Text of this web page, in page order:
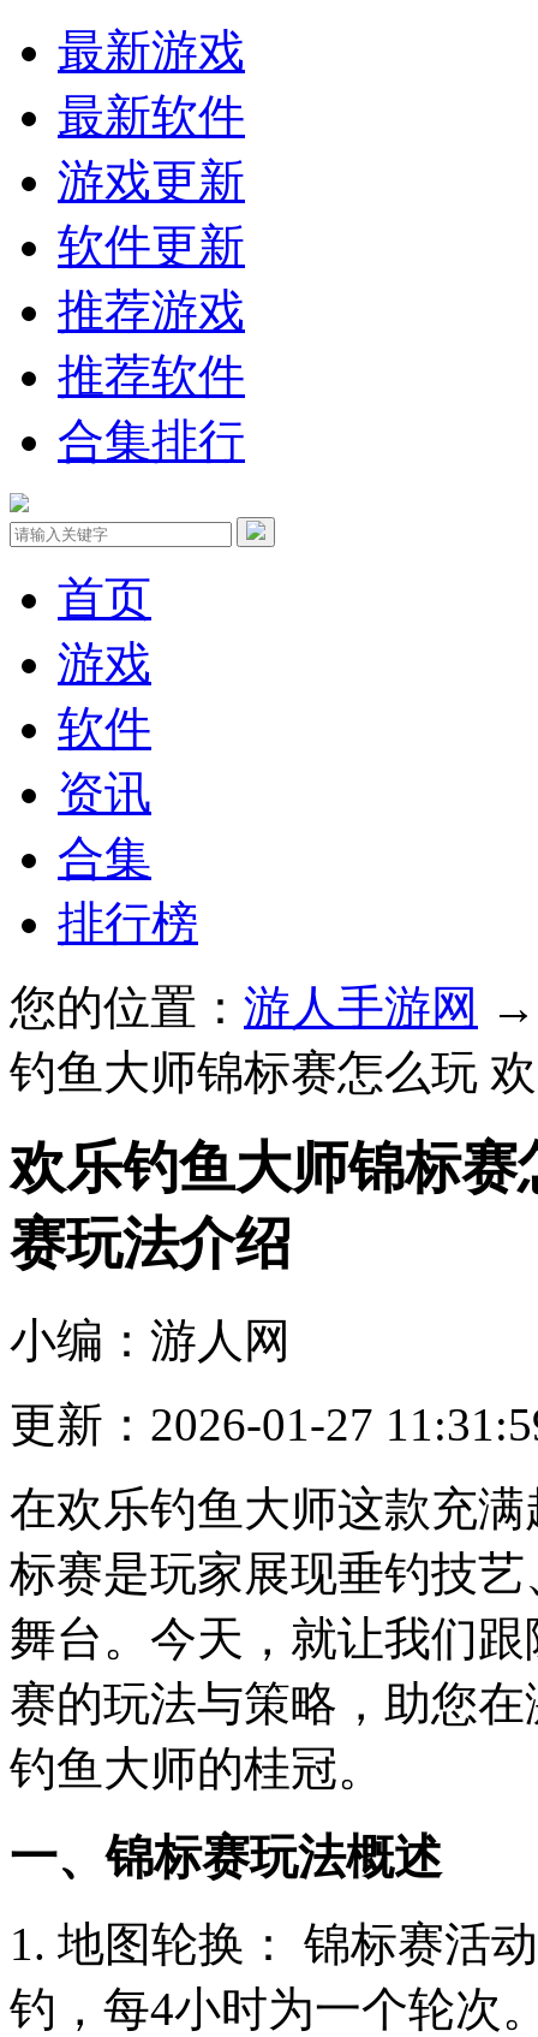
最新游戏
最新软件
游戏更新
软件更新
推荐游戏
推荐软件
合集排行
首页
游戏
软件
资讯
合集
排行榜
您的位置： 游人手游网
钓鱼大师锦标赛怎么玩
欢乐钓鱼大师锦标
赛玩法介绍
小编：游人网
更新：2026-01-27
在欢乐钓鱼大师这款充
标赛是玩家展现垂钓技
舞台。今天，就让我们
赛的玩法与策略，助您
钓鱼大师的桂冠。
一、锦标赛玩法概述
1. 地图轮换： 锦标赛活
钓，每4小时为一个轮次